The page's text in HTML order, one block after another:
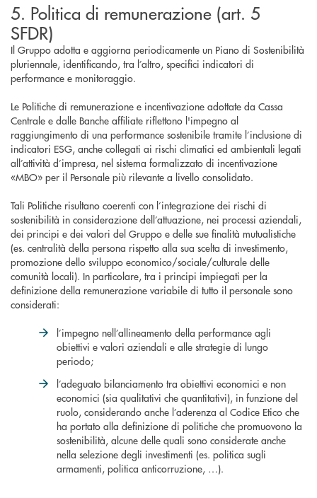
5. Politica di remunerazione (art. 5
SFDR)
Il Gruppo adotta e aggiorna periodicamente un Piano di Sostenibilità
pluriennale, identificando, tra l’altro, specifici indicatori di
performance e monitoraggio.
Le Politiche di remunerazione e incentivazione adottate da Cassa
Centrale e dalle Banche affiliate riflettono l'impegno al
raggiungimento di una performance sostenibile tramite l’inclusione di
indicatori ESG, anche collegati ai rischi climatici ed ambientali legati
all’attività d’impresa, nel sistema formalizzato di incentivazione
«MBO» per il Personale più rilevante a livello consolidato.
Tali Politiche risultano coerenti con l’integrazione dei rischi di
sostenibilità in considerazione dell’attuazione, nei processi aziendali,
dei principi e dei valori del Gruppo e delle sue finalità mutualistiche
(es. centralità della persona rispetto alla sua scelta di investimento,
promozione dello sviluppo economico/sociale/culturale delle
comunità locali). In particolare, tra i principi impiegati per la
definizione della remunerazione variabile di tutto il personale sono
considerati:
l’impegno nell’allineamento della performance agli
obiettivi e valori aziendali e alle strategie di lungo
periodo;
l’adeguato bilanciamento tra obiettivi economici e non
economici (sia qualitativi che quantitativi), in funzione del
ruolo, considerando anche l’aderenza al Codice Etico che
ha portato alla definizione di politiche che promuovono la
sostenibilità, alcune delle quali sono considerate anche
nella selezione degli investimenti (es. politica sugli
armamenti, politica anticorruzione, …).